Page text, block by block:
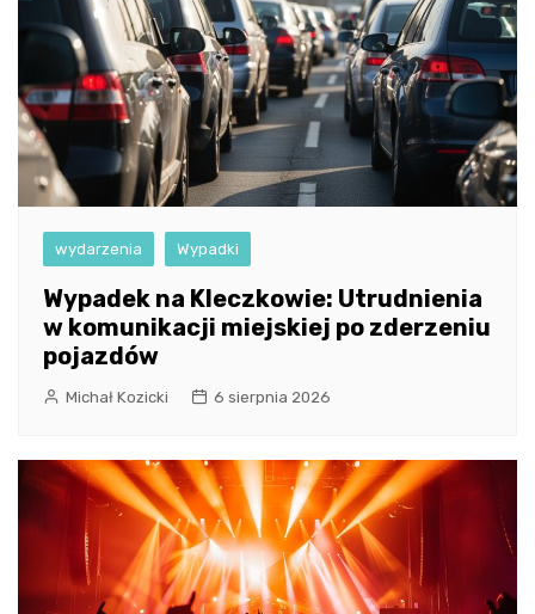
wydarzenia Wypadki
Wypadek na Kleczkowie: Utrudnienia
w komunikacji miejskiej po zderzeniu
pojazdów
Michał Kozicki 6 sierpnia 2026